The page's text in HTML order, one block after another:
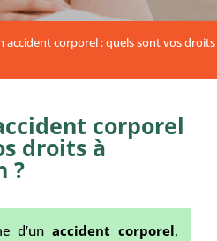
accident corporel : quels sont vos droits
corporel
droits à
?
d’unaccident corporel,